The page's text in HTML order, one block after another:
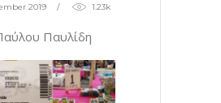
2019 1.23k
Παυλίδη